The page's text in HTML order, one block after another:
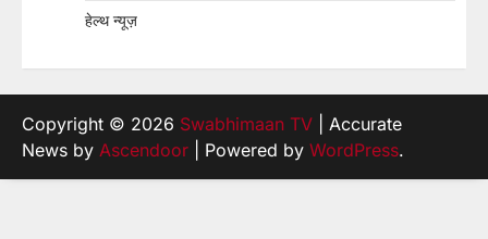
हेल्थ न्यूज़
Copyright © 2026 Swabhimaan TV | Accurate
News by Ascendoor | Powered by WordPress.